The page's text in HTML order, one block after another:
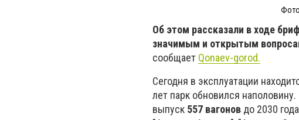
Об этом рассказали в ходе
значимым и открытым
сообщает Qonaev-gorod.
Сегодня в эксплуатации
лет парк обновился
выпуск 557 вагонов до 2030